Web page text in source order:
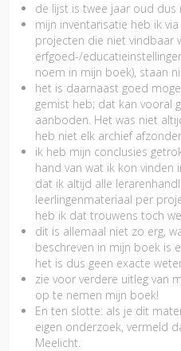
de lijst is twee jaar oud
mijn inventarisatie heb ik
projecten die niet vindbaar
erfgoed-/
noem in mijn boek), staan
het is daarnaast goed
gemist heb; dat kan vooral
aanboden. Het was niet
heb niet elk archief
ik heb mijn conclusies
hand van wat ik kon vinden
dat ik altijd alle
leerlingenmateriaal per
heb ik dat trouwens toch
dit is allemaal niet zo erg,
beschreven in mijn boek is
het is dus geen exacte
zie voor verdere uitleg van
op te nemen mijn boek!
En ten slotte: als je dit
eigen onderzoek, vermeld
Meelicht.